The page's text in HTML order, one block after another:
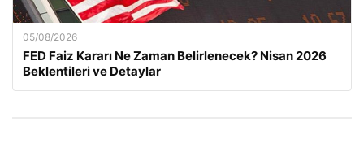
05/08/2026
FED Faiz Kararı Ne Zaman Belirlenecek? Nisan 2026
Beklentileri ve Detaylar